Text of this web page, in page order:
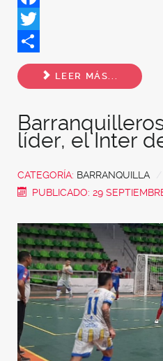
Facebook
Twitter
Share
LEER MÁS...
líder, el Inter
CATEGORÍA: BARRANQUILLA
PUBLICADO: 29